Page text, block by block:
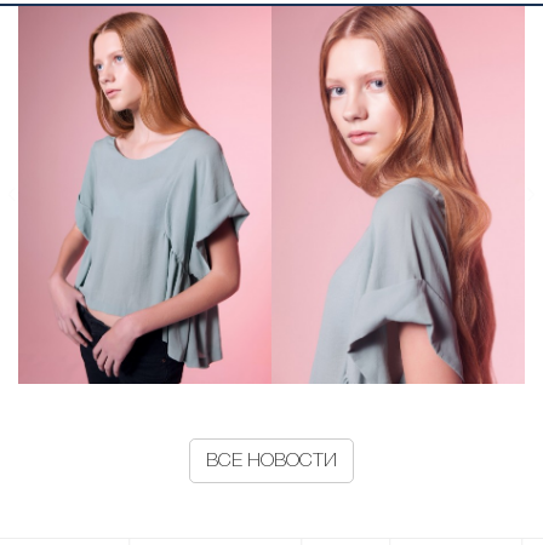
ВСЕ НОВОСТИ